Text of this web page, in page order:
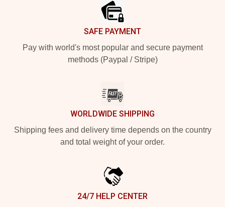
SAFE PAYMENT
Pay with world's most popular and secure payment
methods (Paypal / Stripe)
WORLDWIDE SHIPPING
Shipping fees and delivery time depends on the country
and total weight of your order.
24/7 HELP CENTER